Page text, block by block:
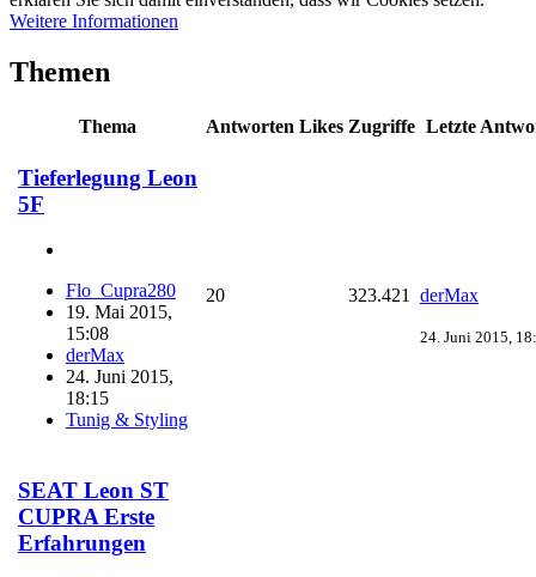
Weitere Informationen
Themen
Thema Antworten Likes Zugriffe Letzte
Tieferlegung Leon
5F
Flo_Cupra280
19. Mai 2015,
15:08
derMax
24. Juni 2015,
18:15
Tunig & Styling
20 323.421 derMax
24. Juni 2015,
SEAT Leon ST
CUPRA Erste
Erfahrungen